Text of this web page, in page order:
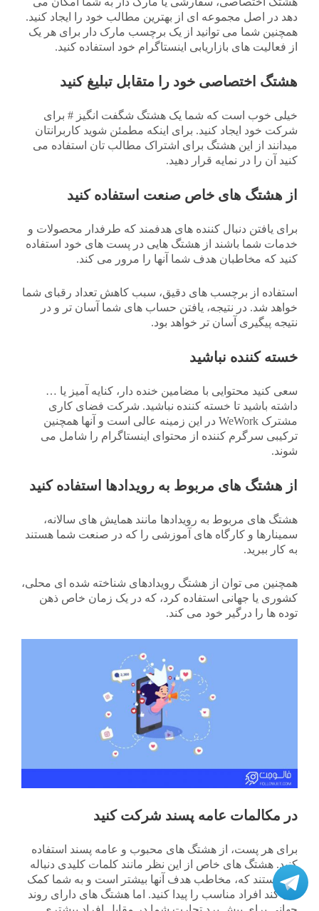
دهد در اصل مجموعه ای از بهترین مطالب خود را ایجاد کنید.
همچنین شما می توانید از یک برچسب مارک دار برای هر یک
از فعالیت های بازاریابی اینستاگرام خود استفاده کنید.
هشتگ اختصاصی خود را متقابل تبلیغ کنید
خیلی خوب است که شما یک هشتگ شگفت انگیز # برای
شرکت خود ایجاد کنید. برای اینکه مطمئن شوید کاربرانتان
میدانند از این هشتگ برای اشتراک مطالب تان استفاده می
کنید آن را در نمایه قرار دهید.
از هشتگ های خاص صنعت استفاده کنید
برای یافتن دنبال کننده های هدفمند که طرفدار محصولات و
خدمات شما باشند از هشتگ هایی در پست های خود استفاده
کنید که مخاطبان هدف شما آنها را مرور می کند.
استفاده از برچسب های دقیق، سبب کاهش تعداد رقبای شما
خواهد شد. در نتیجه، یافتن حساب های شما آسان تر و در
نتیجه پیگیری آسان تر خواهد بود.
خسته کننده نباشید
سعی کنید محتوایی با مضامین خنده دار، کنایه آمیز یا …
داشته باشید تا خسته کننده نباشید. شرکت فضای کاری
مشترک WeWork در این زمینه عالی است و آنها همچنین
ترکیبی سرگرم کننده از محتوای اینستاگرام را شامل می
شوند.
از هشتگ های مربوط به رویدادها استفاده کنید
هشتگ های مربوط به رویدادها مانند همایش های سالانه،
سمینارها و کارگاه های آموزشی را که در صنعت شما هستند
به کار ببرید.
همچنین می توان از هشتگ رویدادهای شناخته شده ای محلی،
کشوری یا جهانی استفاده کرد، که در یک زمان خاص ذهن
توده ها را درگیر خود می کند.
در مکالمات عامه پسند شرکت کنید
برای هر پست، از هشتگ های محبوب و عامه پسند استفاده
کنید. هشتگ های خاص از این نظر مانند کلمات کلیدی دنباله
دار هستند که، مخاطب هدف آنها بیشتر است و به شما کمک
می کند افراد مناسب را پیدا کنید. اما هشتگ های دارای روند